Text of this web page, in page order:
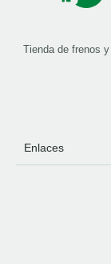
Tienda de frenos
Enlaces